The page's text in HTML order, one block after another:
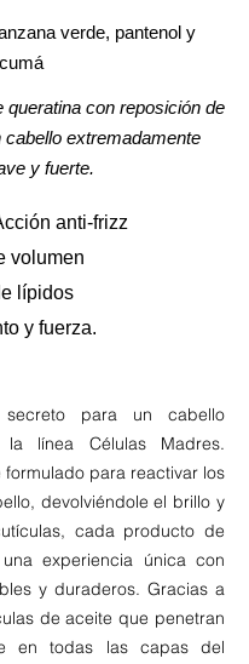
verde, pantenol y
queratina con reposición de
cabello extremadamente
y fuerte.
anti-frizz
volumen
lípidos
y fuerza.
para un cabello
línea Células Madres.
formulado para reactivar los
devolviéndole el brillo y
cada producto de
experiencia única con
y duraderos. Gracias a
de aceite que penetran
en todas las capas del